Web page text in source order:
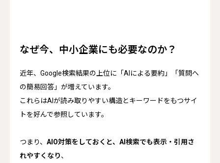
なぜ今、中小企業にも必要なのか？
近年、Google検索結果の上位に「AIによる要約」「質問へ
の簡易回答」が増えています。
これらはAIが読み取りやすい構造とキーワードをもつサイ
トを好んで参照しています。
つまり、 AIO対策をしておくと、AI検索でも表示・引用さ
れやすくなり、